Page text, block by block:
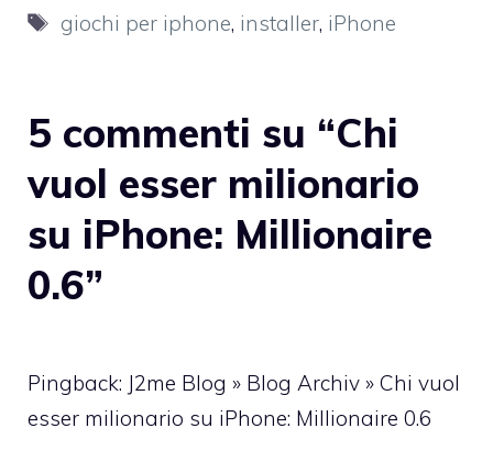
Tag
giochi per iphone, installer, iPhone
5 commenti su “Chi
vuol esser milionario
su iPhone: Millionaire
0.6”
Pingback: J2me Blog » Blog Archiv » Chi vuol
esser milionario su iPhone: Millionaire 0.6